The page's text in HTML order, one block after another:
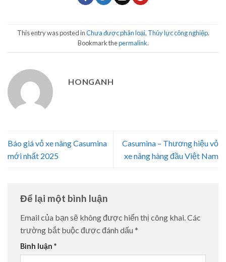
This entry was posted inChưa được phân loại, Thủy lực công nghiệp.
Bookmark thepermalink.
HONGANH
Báo giá vỏ xe nâng Casumina
mới nhất 2025
Casumina – Thương hiệu vỏ
xe nâng hàng đầu Việt Nam
Để lại một bình luận
Email của bạn sẽ không được hiển thị công khai. Các
trường bắt buộc được đánh dấu *
Bình luận *